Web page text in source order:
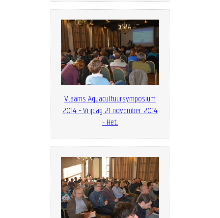
Vlaams Aquacultuursymposium
2014 - Vrijdag 21 november 2014
- Het...